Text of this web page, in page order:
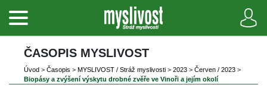
ČASOPIS MYSLIVOST
Úvod > Časopi > MYSLIVOST / Stráž myslivosti > 2023 > Červen / 2023 >
Biopásy a zvýšení výskytu drobné zvěře ve Vinoři a jejím okolí